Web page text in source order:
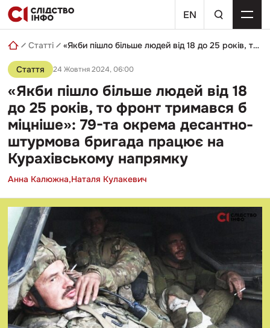
Skip
to
content
EN
пошуковий
запит
Статті «Якби пішло більше людей від 18 до 25 років, то фронт тримався б міцніше»: 79-та окрема десантно-штурмова бригада працює на Курахівському напрямку
Стаття 24 Жовтня 2024, 06:00
«Якби пішло більше людей від 18
до 25 років, то фронт тримався б
міцніше»: 79-та окрема десантно-
штурмова бригада працює на
Курахівському напрямку
Анна Калюжна,Наталя Кулакевич